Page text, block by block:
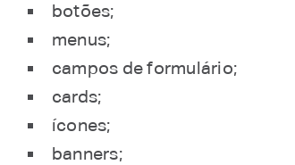
botões;
menus;
campos de formulário;
cards;
ícones;
banners;